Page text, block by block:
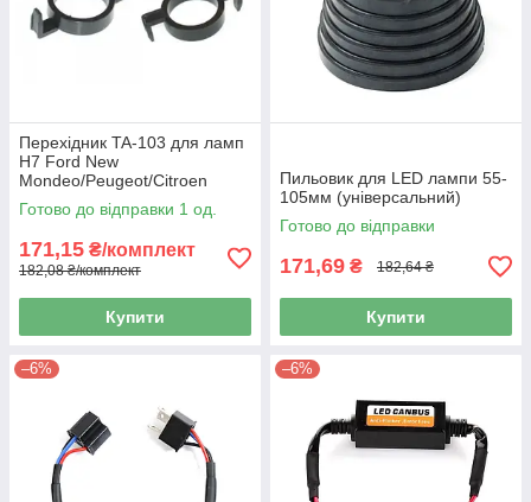
Перехідник TA-103 для ламп
H7 Ford New
Mondeo/Peugeot/Citroen
Готово до відправки 1 од.
171,15 ₴/комплект
182,08 ₴/комплект
Купити
Пильовик для LED лампи 55-
105мм (універсальний)
Готово до відправки
171,69 ₴ 182,64 ₴
Купити
–6% –6%